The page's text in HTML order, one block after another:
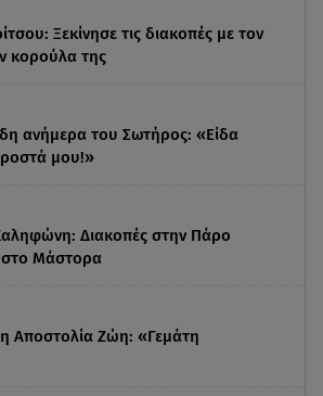
Ξεκίνησε τις διακοπές με τον
κορούλα της
ανήμερα του Σωτήρος: «Είδα
μου!»
Διακοπές στην Πάρο
Μάστορα
Αποστολία Ζώη: «Γεμάτη